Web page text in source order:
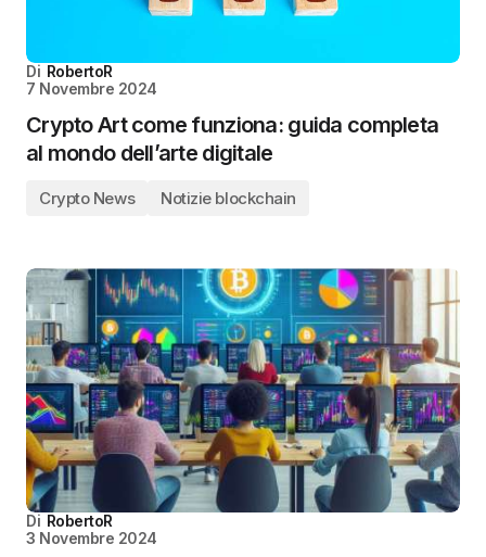
Di RobertoR
7 Novembre 2024
Crypto Art come funziona: guida completa
al mondo dell’arte digitale
Crypto News Notizie blockchain
Di RobertoR
3 Novembre 2024